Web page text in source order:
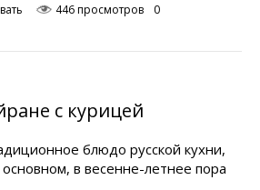
446 просмотров 0
с курицей
блюдо русской кухни,
в весенне-летнее пора